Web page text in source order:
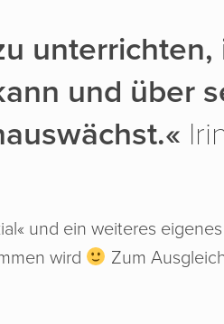
unterrichten,
und über
und ein weiteres
wird
Zum